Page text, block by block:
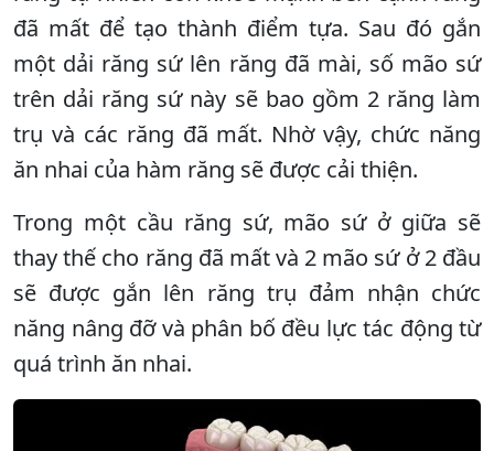
đã mất để tạo thành điểm tựa. Sau đó gắn
một dải răng sứ lên răng đã mài, số mão sứ
trên dải răng sứ này sẽ bao gồm 2 răng làm
trụ và các răng đã mất. Nhờ vậy, chức năng
ăn nhai của hàm răng sẽ được cải thiện.
Trong một cầu răng sứ, mão sứ ở giữa sẽ
thay thế cho răng đã mất và 2 mão sứ ở 2 đầu
sẽ được gắn lên răng trụ đảm nhận chức
năng nâng đỡ và phân bố đều lực tác động từ
quá trình ăn nhai.